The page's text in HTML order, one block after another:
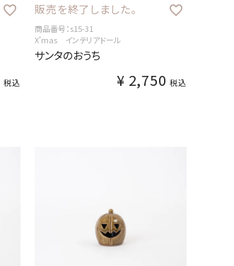
税込
販売を終了しました。
商品番号：s15-31
X'mas インテリアドール
サンタのおうち
¥ 2,750 税込